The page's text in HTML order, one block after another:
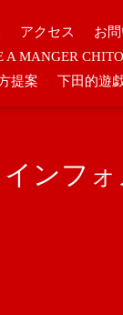
アクセス お
A MANGER
提案
下田的遊
インフ